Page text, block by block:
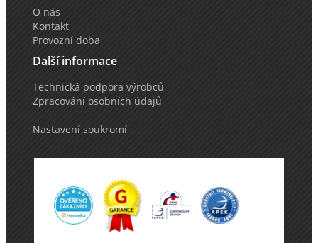
O nás
Kontakt
Provozní doba
Další informace
Technická podpora výrobců
Zpracování osobních údajů
Nastavení soukromí